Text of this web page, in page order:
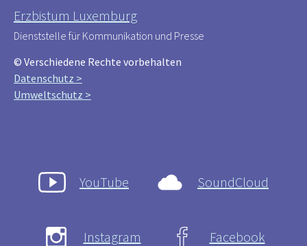
Erzbistum Luxemburg
Dienststelle für Kommunikation und Presse
© Verschiedene Rechte vorbehalten
Datenschutz >
Umweltschutz >
YouTube SoundCloud
Instagram Facebook